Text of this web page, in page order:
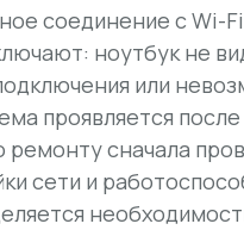
соединение с Wi-
ноутбук не
или
проявляется
сначала
сети и